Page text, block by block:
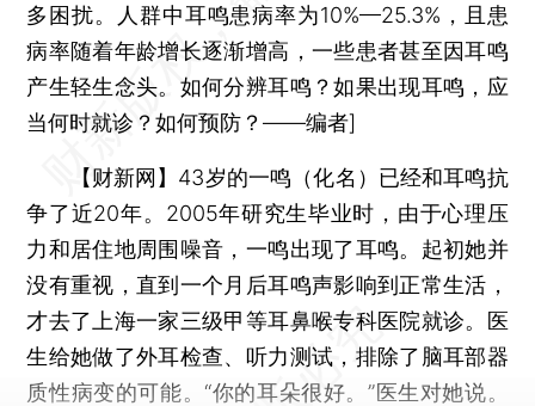
多困扰。人群中耳鸣患病率为10%—25.3%，且患
病率随着年龄增长逐渐增高，一些患者甚至因耳鸣
产生轻生念头。如何分辨耳鸣？如果出现耳鸣，应
当何时就诊？如何预防？——编者]
【财新网】 43岁的一鸣（化名）已经和耳鸣抗
争了近20年。2005年研究生毕业时，由于心理压
力和居住地周围噪音，一鸣出现了耳鸣。起初她并
没有重视，直到一个月后耳鸣声影响到正常生活，
才去了上海一家三级甲等耳鼻喉专科医院就诊。医
生给她做了外耳检查、听力测试，排除了脑耳部器
质性病变的可能。“你的耳朵很好。”医生对她说。